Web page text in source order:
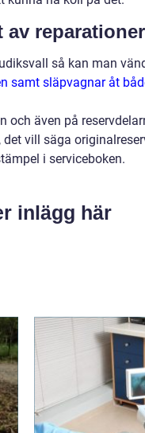
av
så kan man
samt släpvagnar åt
och även på
vill säga
i serviceboken.
inlägg här